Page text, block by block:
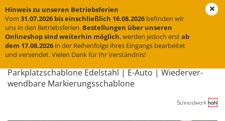
Hinweis zu unseren Betriebsferien
Vom 31.07.2026 bis einschließlich 16.08.2026 befinden wir
uns in den Betriebsferien. Bestellungen über unseren
Onlineshop sind weiterhin möglich, werden jedoch erstab
dem 17.08.2026 in der Reihenfolge ihres Eingangs bearbeitet
und versendet. Vielen Dank für Ihr Verständnis!
weiter »
Letzter »
5Artikel in dieser Kategorie
Park­platz­scha­blo­ne Edel­stahl | E-​Auto | Wie­der­ver­
wend­ba­re Mar­kie­rungs­scha­blo­ne